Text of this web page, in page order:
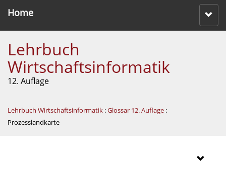
Home
Lehrbuch
Wirtschaftsinformatik
12. Auflage
Lehrbuch Wirtschaftsinformatik :Glossar 12. Auflage :
Prozesslandkarte